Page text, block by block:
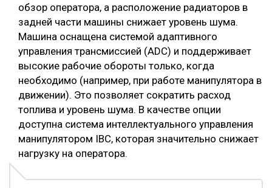
обзор оператора, а расположение радиаторов в
задней части машины снижает уровень шума.
Машина оснащена системой адаптивного
управления трансмиссией (ADC) и поддерживает
высокие рабочие обороты только, когда
необходимо (например, при работе манипулятора в
движении). Это позволяет сократить расход
топлива и уровень шума. В качестве опции
доступна система интеллектуального управления
манипулятором IBC, которая значительно снижает
нагрузку на оператора.